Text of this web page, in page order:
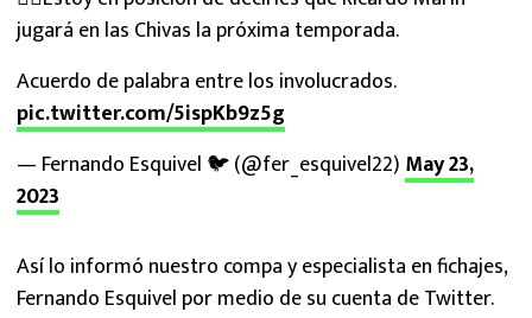
jugará en las Chivas la próxima temporada.
Acuerdo de palabra entre los involucrados.
pic.twitter.com/5ispKb9z5g
— Fernando Esquivel 🐦 (@fer_esquivel22) May 23,
2023
Así lo informó nuestro compa y especialista en fichajes,
Fernando Esquivel por medio de su cuenta de Twitter.